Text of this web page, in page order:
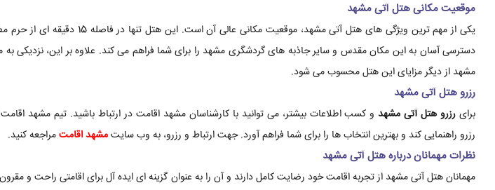
موقعیت مکانی هتل آتی مشهد
یکی از مهم ترین ویژگی های هتل آتی مشهد، موقعیت
دسترسی آسان به این مکان مقدس و سایر جاذبه های گردشگری مشهد را برای شما فراهم می کند. علاوه بر این، نزدیکی به
مشهد از دیگر مزایای این هتل محسوب می شود.
رزرو هتل آتی مشهد
برای رزرو هتل آتی مشهدو کسب اطلاعات بیشتر، می توانید با کارشناسان مشهد اقامت در ارتباط باشید. تیم مشهد
رزرو راهنمایی کند و بهترین انتخاب ها را برای شما فراهم آورد. جهت ارتباط و رزرو، به وب سایتمشهد اقامتمراجعه کنید.
نظرات مهمانان درباره هتل آتی مشهد
مهمانان هتل آتی مشهد از تجربه اقامت خود رضایت کامل دارند و آن را به عنوان گزینه ای ایده آل برای اقامتی راحت و